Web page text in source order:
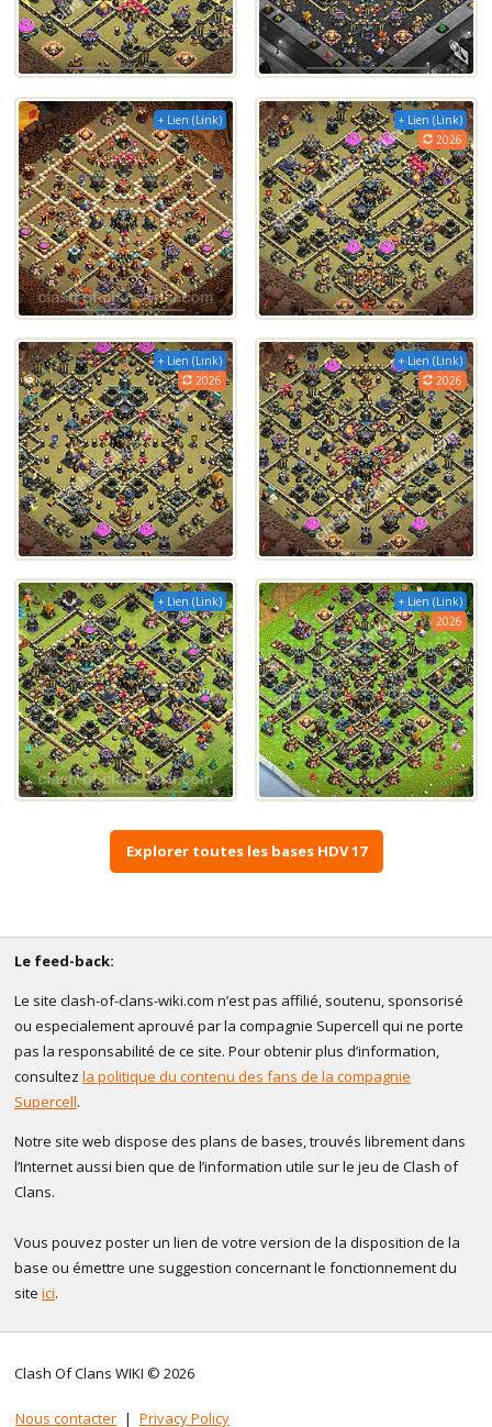
+ Lien (Link)
+ Lien (Link)
2026
+ Lien (Link)
2026
+ Lien (Link)
2026
+ Lien (Link)
+ Lien (Link)
2026
Explorer toutes les bases HDV 17
Le feed-back:
Le site clash-of-clans-wiki.com n’est pas affilié, soutenu, sponsorisé
ou especialement aprouvé par la compagnie Supercell qui ne porte
pas la responsabilité de ce site. Pour obtenir plus d’information,
consultez la politique du contenu des fans de la compagnie
Supercell.
Notre site web dispose des plans de bases, trouvés librement dans
l’Internet aussi bien que de l’information utile sur le jeu de Clash of
Clans.
Vous pouvez poster un lien de votre version de la disposition de la
base ou émettre une suggestion concernant le fonctionnement du
site ici.
Clash Of Clans WIKI © 2026
Nous contacter | Privacy Policy